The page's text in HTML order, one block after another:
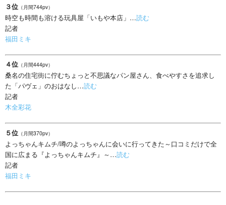
３位 （月間744pv）
時空も時間も溶ける玩具屋「いもや本店」…読む
記者
福田ミキ
４位 （月間444pv）
桑名の住宅街に佇むちょっと不思議なパン屋さん、食べやすさを追求し
た「パヴェ」のおはなし…読む
記者
木全彩花
５位 （月間370pv）
よっちゃんキムチ/噂のよっちゃんに会いに行ってきた～口コミだけで全
国に広まる『よっちゃんキムチ』～…読む
記者
福田ミキ